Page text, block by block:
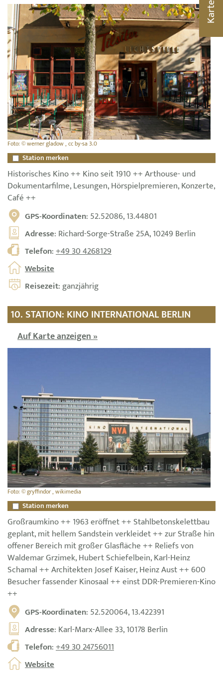
Foto: © werner gladow , cc by-sa 3.0
Station merken
Historisches Kino ++ Kino seit 1910 ++ Arthouse- und
Dokumentarfilme, Lesungen, Hörspielpremieren, Konzerte,
Café ++
GPS-Koordinaten: 52.52086, 13.44801
Adresse: Richard-Sorge-Straße 25A, 10249 Berlin
Telefon:+49 30 4268129
Website
Reisezeit: ganzjährig
10. STATION: KINO INTERNATIONAL BERLIN
Auf Karte anzeigen »
Foto: © gryffindor , wikimedia
Station merken
Großraumkino ++ 1963 eröffnet ++ Stahlbetonskelettbau
geplant, mit hellem Sandstein verkleidet ++ zur Straße hin
offener Bereich mit großer Glasfläche ++ Reliefs von
Waldemar Grzimek, Hubert Schiefelbein, Karl-Heinz
Schamal ++ Architekten Josef Kaiser, Heinz Aust ++ 600
Besucher fassender Kinosaal ++ einst DDR-Premieren-Kino
++
GPS-Koordinaten: 52.520064, 13.422391
Adresse: Karl-Marx-Allee 33, 10178 Berlin
Telefon:+49 30 24756011
Website
Karte